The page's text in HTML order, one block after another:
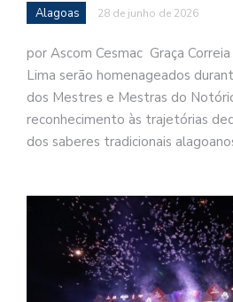
Alagoas 28 de junho de 2026
por Ascom Cesmac Graça
Lima serão homenageados
dos Mestres e Mestras do
reconhecimento às trajetórias
dos saberes tradicionais